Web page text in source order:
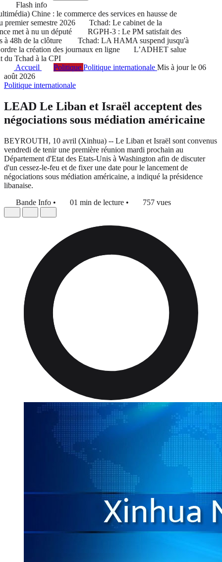
Flash info
Chine : le commerce des services en hausse de
semestre 2026
Tchad: Le cabinet de la
met à nu un député
RGPH-3 : Le PM satisfait des
48h de la clôture
Tchad: LA HAMA suspend jusqu'à
la création des journaux en ligne
L’ADHET salue
Tchad à la CPI
Accueil
Politique Politique internationale Mis à jour le 06
août 2026
Politique internationale
LEAD Le Liban et Israël acceptent des
négociations sous médiation américaine
BEYROUTH, 10 avril (Xinhua) -- Le Liban et Israël sont convenus
vendredi de tenir une première réunion mardi prochain au
Département d'Etat des Etats-Unis à Washington afin de discuter
d'un cessez-le-feu et de fixer une date pour le lancement de
négociations sous médiation américaine, a indiqué la présidence
libanaise.
Bande Info • 01 min de lecture • 757 vues